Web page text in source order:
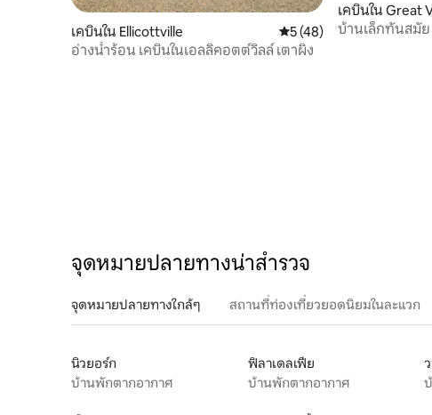
เคบินใน Ellicottville คะแนนเฉลี่ย 5 จาก 5, 48
5 (48)
อ่างน้ำร้อน เคบินในเอลลิคอตต์วิลล์ เตาผิง
เคบินใน Great
บ้านเล็กทันสมัย
จุดหมายปลายทางน่าสำรวจ
จุดหมายปลายทางใกล้ๆ สถานที่ท่องเที่ยวยอดนิยมในละแวก
นิวยอร์ก
บ้านพักตากอากาศ
ฟิลาเดลเฟีย
บ้านพักตากอากาศ